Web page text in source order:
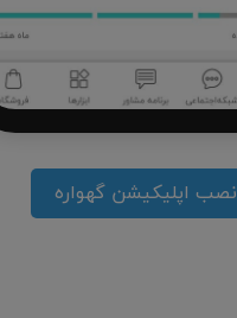
نصب اپلیکیشن گهواره